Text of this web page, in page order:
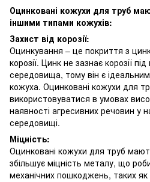
Оцинковані кожухи для труб
іншими типами кожухів:
Захист від корозії:
Оцинкування – це покриття з
корозії. Цинк не зазнає корозії
середовища, тому він є
кожуха. Оцинковані кожухи для
використовуватися в умовах
наявності агресивних речовин у
середовищі.
Міцність:
Оцинковані кожухи для труб
збільшує міцність металу, що
механічних пошкоджень, таких як